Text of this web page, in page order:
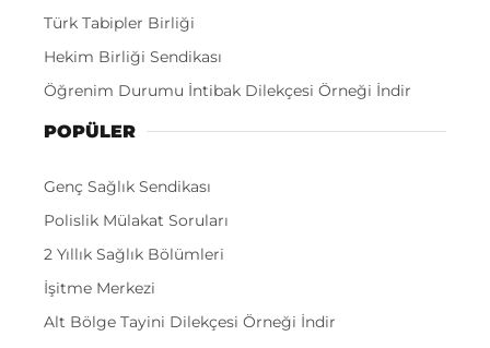
Türk Tabipler Birliği
Hekim Birliği Sendikası
Öğrenim Durumu İntibak Dilekçesi Örneği İndir
POPÜLER
Genç Sağlık Sendikası
Polislik Mülakat Soruları
2 Yıllık Sağlık Bölümleri
İşitme Merkezi
Alt Bölge Tayini Dilekçesi Örneği İndir